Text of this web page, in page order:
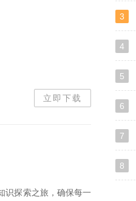
立即下载
识探索之旅，确保每一
3
4
5
6
7
8